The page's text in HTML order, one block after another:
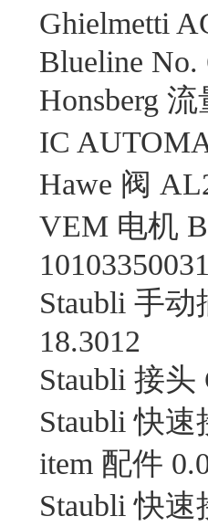
Ghielmetti
Blueline No.
Honsberg
IC
Hawe 阀
VEM 电机
Staubli 手动
18.3012
Staubli 接头
Staubli 快
item 配件
Staubli 快速